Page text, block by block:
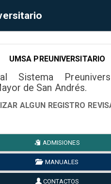
UMSA PREUNIVERSITARIO
al Sistema
de San Andrés.
ALGUN REGISTRO
ADMISIONES
MANUALES
CONTACTOS